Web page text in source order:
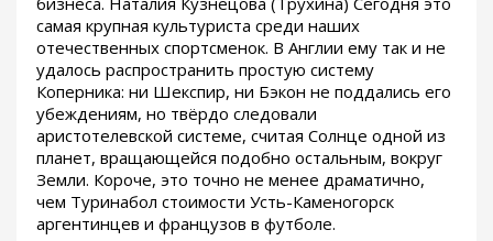
самая крупная культуриста среди наших
отечественных спортсменок. В Англии ему так и не
удалось распространить простую систему
Коперника: ни Шекспир, ни Бэкон не поддались его
убеждениям, но твёрдо следовали
аристотелевской системе, считая Солнце одной из
планет, вращающейся подобно остальным, вокруг
Земли. Короче, это точно не менее драматично,
чем Туринабол стоимости Усть-Каменогорск
аргентинцев и французов в футболе.